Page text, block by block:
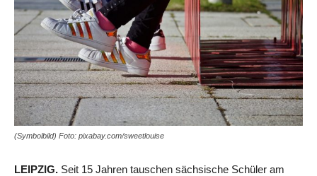
(Symbolbild) Foto: pixabay.com/sweetlouise
LEIPZIG. Seit 15 Jahren tauschen sächsische Schüler am